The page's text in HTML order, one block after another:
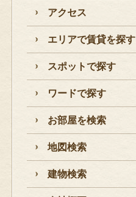
アクセス
エリアで賃貸を探す
スポットで探す
ワードで探す
お部屋を検索
地図検索
建物検索